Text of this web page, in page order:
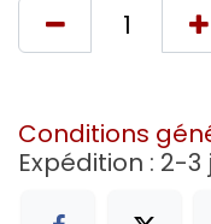
Conditions
Expédition : 2-